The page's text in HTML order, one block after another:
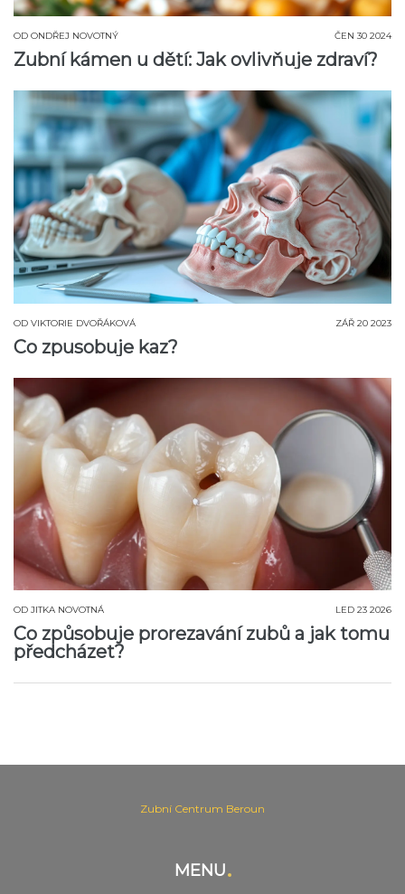
OD ONDŘEJ NOVOTNÝ ČEN 30 2024
Zubní kámen u dětí: Jak ovlivňuje zdraví?
OD VIKTORIE DVOŘÁKOVÁ ZÁŘ 20 2023
Co zpusobuje kaz?
OD JITKA NOVOTNÁ LED 23 2026
Co způsobuje prorezavání zubů a jak tomu
předcházet?
Zubní Centrum Beroun
MENU